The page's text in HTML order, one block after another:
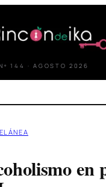
144 · AGOSTO 2026
en